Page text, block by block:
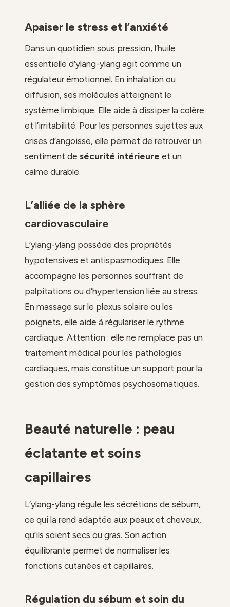
Apaiser le stress et l’anxiété
Dans un quotidien sous pression, l’huile
essentielle d’ylang-ylang agit comme un
régulateur émotionnel. En inhalation ou
diffusion, ses molécules atteignent le
système limbique. Elle aide à dissiper la colère
et l’irritabilité. Pour les personnes sujettes aux
crises d’angoisse, elle permet de retrouver un
sentiment de sécurité intérieure et un
calme durable.
L’alliée de la sphère
cardiovasculaire
L’ylang-ylang possède des propriétés
hypotensives et antispasmodiques. Elle
accompagne les personnes souffrant de
palpitations ou d’hypertension liée au stress.
En massage sur le plexus solaire ou les
poignets, elle aide à régulariser le rythme
cardiaque. Attention : elle ne remplace pas un
traitement médical pour les pathologies
cardiaques, mais constitue un support pour la
gestion des symptômes psychosomatiques.
Beauté naturelle : peau
éclatante et soins
capillaires
L’ylang-ylang régule les sécrétions de sébum,
ce qui la rend adaptée aux peaux et cheveux,
qu’ils soient secs ou gras. Son action
équilibrante permet de normaliser les
fonctions cutanées et capillaires.
Régulation du sébum et soin du